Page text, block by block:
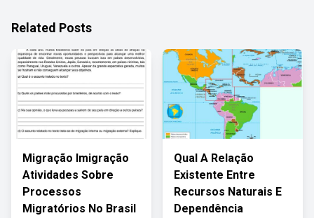
Related Posts
Migração Imigração
Atividades Sobre
Processos
Migratórios No Brasil
Qual A Relação
Existente Entre
Recursos Naturais E
Dependência